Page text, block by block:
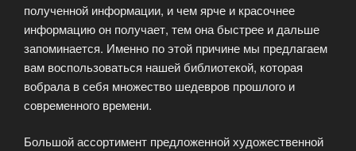
полученной информации, и чем ярче и красочнее
информацию он получает, тем она быстрее и дальше
запоминается. Именно по этой причине мы предлагаем
вам воспользоваться нашей библиотекой, которая
вобрала в себя множество шедевров прошлого и
современного времени.
Большой ассортимент предложенной художественной